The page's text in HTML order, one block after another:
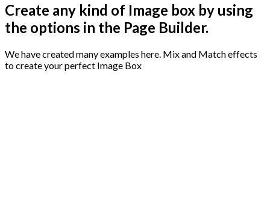
Create any kind of Image box by using
the options in the Page Builder.
We have created many examples here. Mix and Match effects
to create your perfect Image Box